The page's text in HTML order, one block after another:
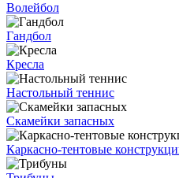
Волейбол
Гандбол
Кресла
Настольный теннис
Скамейки запасных
Каркасно-тентовые